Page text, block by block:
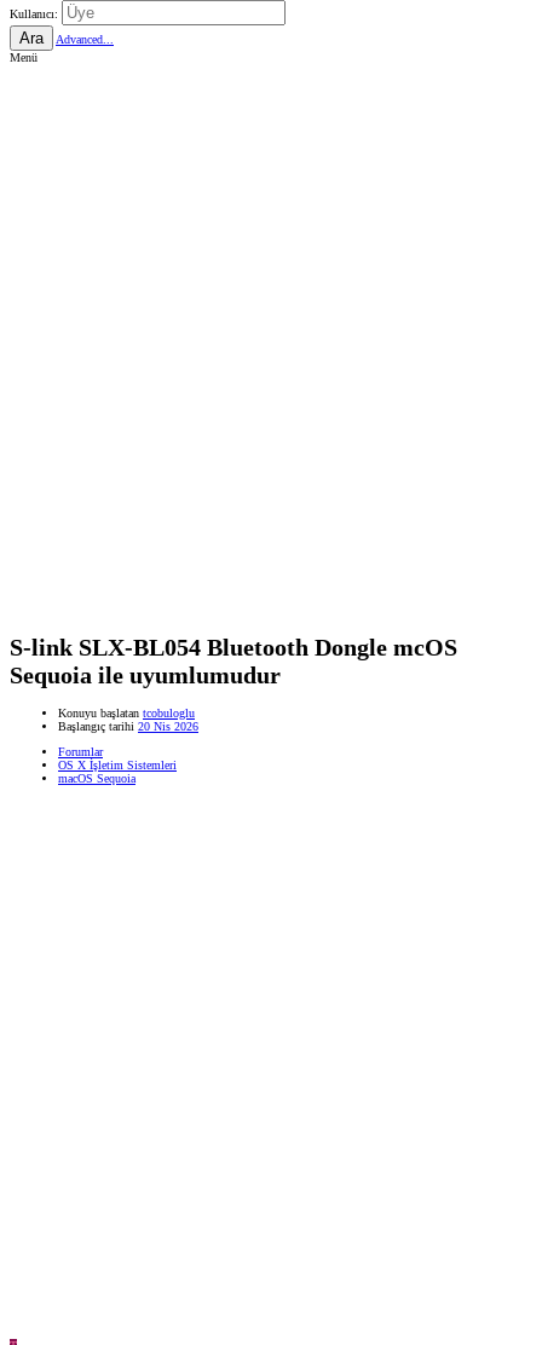
Kullanıcı:
Ara
Advanced...
Menü
S-link SLX-BL054 Bluetooth Dongle mcOS
Sequoia ile uyumlumudur
Konuyu başlatan tcobuloglu
Başlangıç tarihi 20 Nis 2026
Forumlar
OS X İşletim Sistemleri
macOS Sequoia